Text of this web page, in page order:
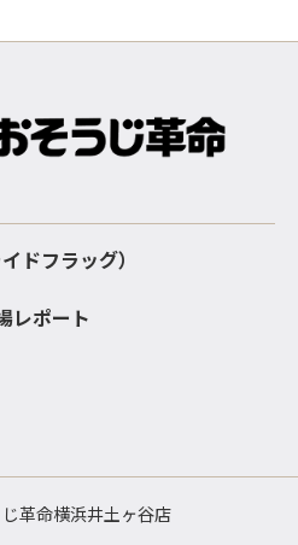
ドフラッグ）
レポート
革命横浜井土ヶ谷店